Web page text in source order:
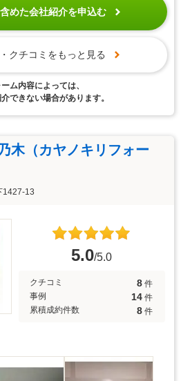
めた会社紹介を申込む
クチコミをもっと見る
ム内容によっては、
できない場合があります。
木（カヤノキリフォー
1427-13
5.0/5.0
クチコミ 8 件
事例
14 件
累積成約件数
8 件